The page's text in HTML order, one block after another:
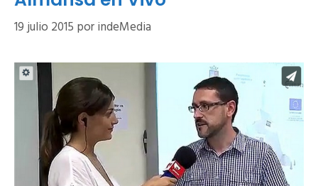
19 julio 2015 porindeMedia